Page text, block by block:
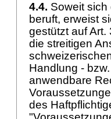
4.4. Soweit
beruft, erweist
gestützt auf Art.
die streitigen
Handlung -
anwendbare
des